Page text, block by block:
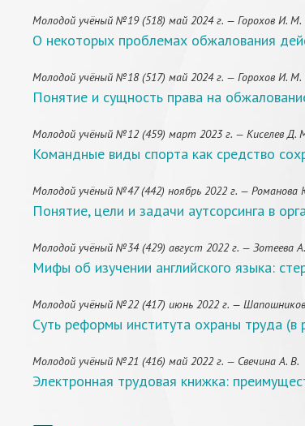
Молодой учёный №19 (518) май 2024 г. — Горохов И. М.
О некоторых проблемах обжалования
Молодой учёный №18 (517) май 2024 г. — Горохов И. М.
Понятие и сущность права на
Молодой учёный №12 (459) март 2023 г. — Киселев Д.
Командные виды спорта как средство
Молодой учёный №47 (442) ноябрь 2022 г. — Романова
Понятие, цели и задачи аутсорсинга в
Молодой учёный №34 (429) август 2022 г. — Зотеева
Мифы об изучении английского языка:
Молодой учёный №22 (417) июнь 2022 г. —
Суть реформы института охраны труда
Молодой учёный №21 (416) май 2022 г. — Свечина А. В.
Электронная трудовая книжка: